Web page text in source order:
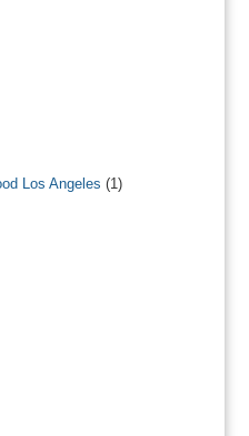
Los Angeles (1)